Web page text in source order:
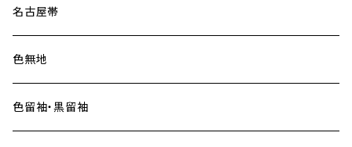
名古屋帯
色無地
色留袖・黒留袖